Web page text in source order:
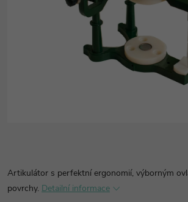
Artikulátor s perfektní ergonomií, výborným
povrchy. Detailní informace